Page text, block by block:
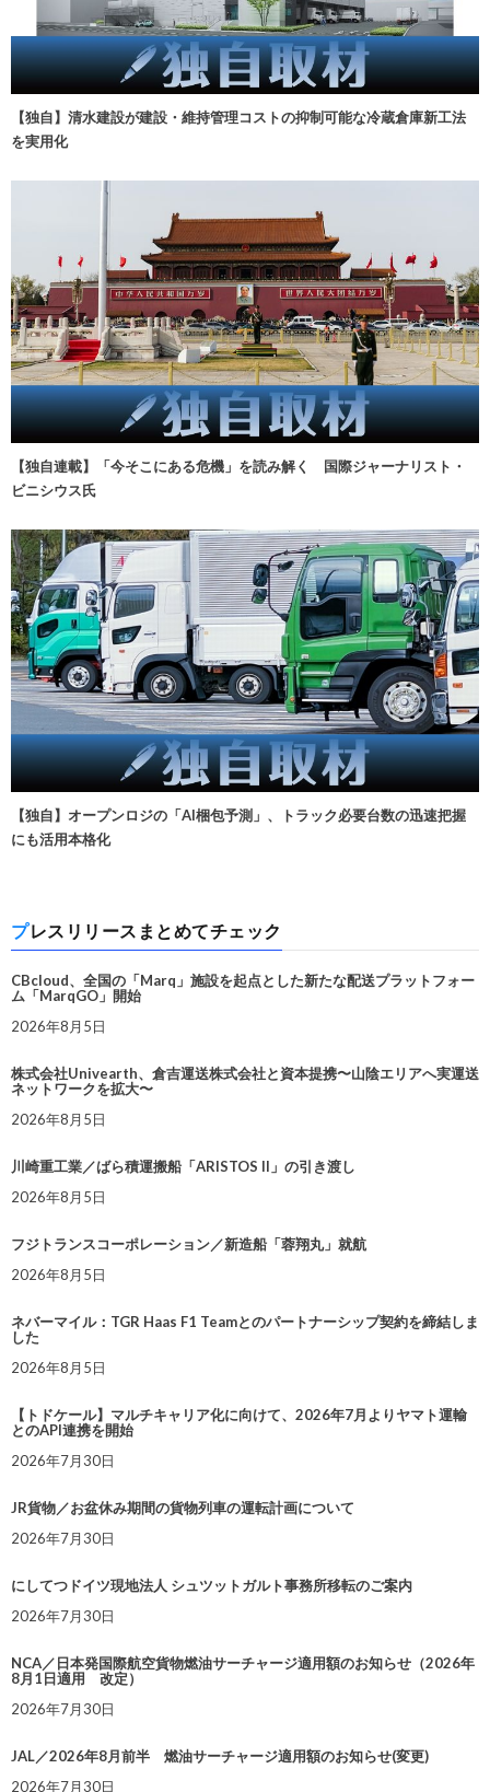
【独自】清水建設が建設・維持管理コストの抑制可能な冷蔵倉庫新工法
を実用化
【独自連載】「今そこにある危機」を読み解く 国際ジャーナリスト・
ビニシウス氏
【独自】オープンロジの「AI梱包予測」、トラック必要台数の迅速把握
にも活用本格化
プレスリリースまとめてチェック
CBcloud、全国の「Marq」施設を起点とした新たな配送プラットフォー
ム「MarqGO」開始
2026年8月5日
株式会社Univearth、倉吉運送株式会社と資本提携〜山陰エリアへ実運送
ネットワークを拡大〜
2026年8月5日
川崎重工業／ばら積運搬船「ARISTOS II」の引き渡し
2026年8月5日
フジトランスコーポレーション／新造船「蓉翔丸」就航
2026年8月5日
ネバーマイル：TGR Haas F1 Teamとのパートナーシップ契約を締結しま
した
2026年8月5日
【トドケール】マルチキャリア化に向けて、2026年7月よりヤマト運輸
とのAPI連携を開始
2026年7月30日
JR貨物／お盆休み期間の貨物列車の運転計画について
2026年7月30日
にしてつドイツ現地法人 シュツットガルト事務所移転のご案内
2026年7月30日
NCA／日本発国際航空貨物燃油サーチャージ適用額のお知らせ（2026年
8月1日適用 改定）
2026年7月30日
JAL／2026年8月前半 燃油サーチャージ適用額のお知らせ(変更)
2026年7月30日